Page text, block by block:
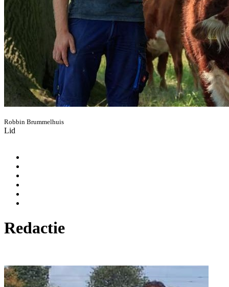
Robbin Brummelhuis
Lid
Redactie